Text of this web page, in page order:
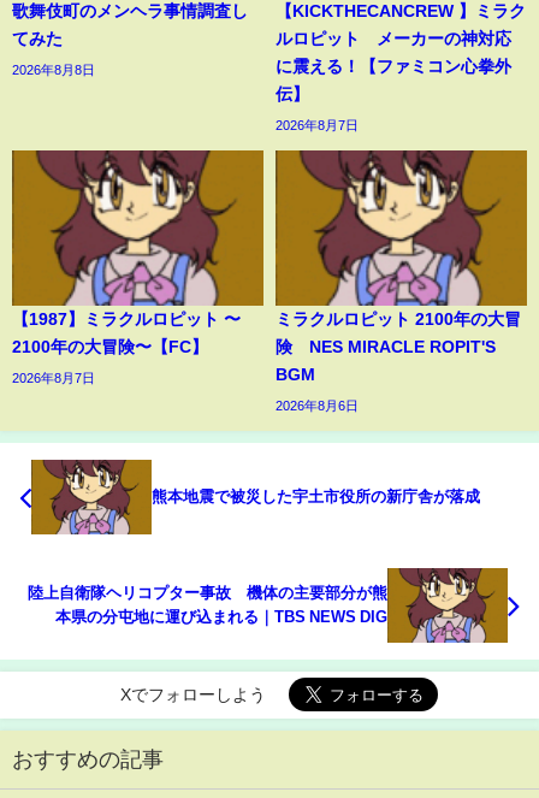
歌舞伎町のメンヘラ事情調査し
てみた
2026年8月8日
【KICKTHECANCREW 】ミラク
ルロピット メーカーの神対応
に震える！【ファミコン心拳外
伝】
2026年8月7日
【1987】ミラクルロピット 〜
2100年の大冒険〜【FC】
2026年8月7日
ミラクルロピット 2100年の大冒
険 NES MIRACLE ROPIT'S
BGM
2026年8月6日
熊本地震で被災した宇土市役所の新庁舎が落成
陸上自衛隊ヘリコプター事故 機体の主要部分が熊
本県の分屯地に運び込まれる｜TBS NEWS DIG
Xでフォローしよう
おすすめの記事